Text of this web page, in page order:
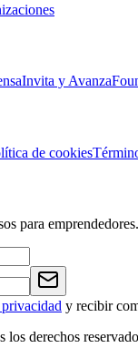
Invita y Avanza
de cookies
para emprendedores.
y recibir
derechos